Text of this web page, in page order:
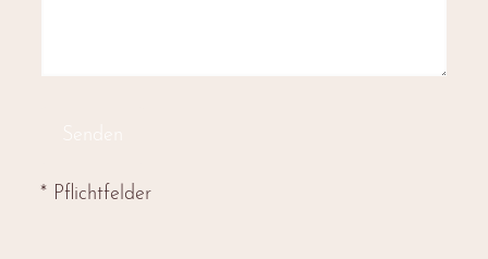
* Pflichtfelder